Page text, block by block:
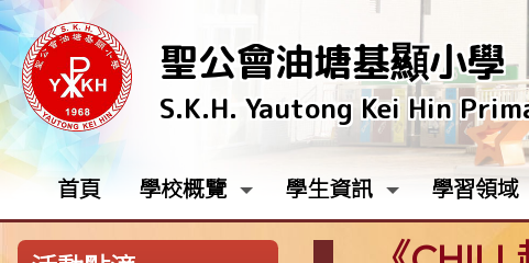
聖公會油塘基顯小學
S.K.H. Yautong Kei Hin
首頁 學校概覽 學生資訊 學習領域